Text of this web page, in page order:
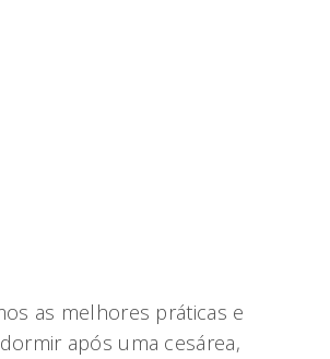
as melhores práticas e
após uma cesárea,